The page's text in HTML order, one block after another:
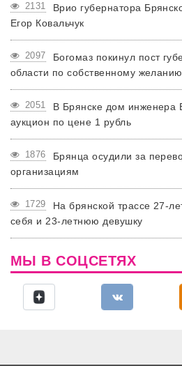
2131
Врио губернатора
Егор Ковальчук
2097
Богомаз покинул пост
области по собственному желанию
2051
В Брянске дом инженера
аукцион по цене 1 рубль
1876
Брянца осудили за
организациям
1729
На брянской трассе 27-
себя и 23-летнюю девушку
МЫ В СОЦСЕТЯХ